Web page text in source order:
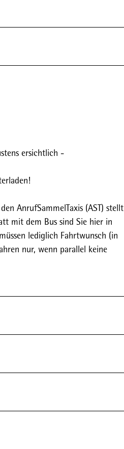
ersichtlich -
AnrufSammelTaxis (AST) stellt
mit dem Bus sind Sie hier in
lediglich Fahrtwunsch (in
nur, wenn parallel keine